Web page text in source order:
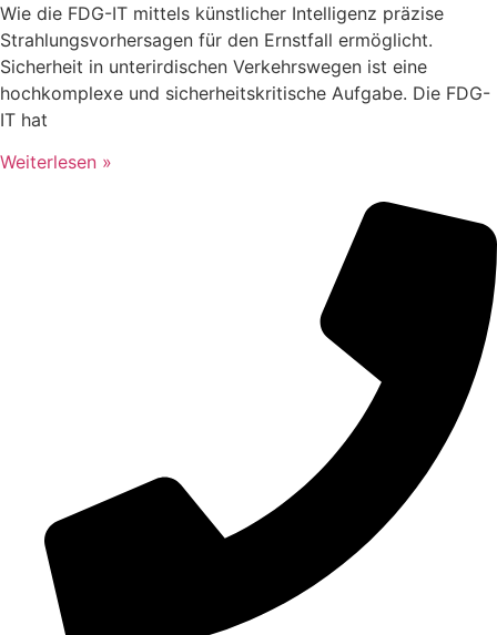
Wie die FDG-IT mittels künstlicher Intelligenz präzise
Strahlungsvorhersagen für den Ernstfall ermöglicht.
Sicherheit in unterirdischen Verkehrswegen ist eine
hochkomplexe und sicherheitskritische Aufgabe. Die FDG-
IT hat
Weiterlesen »